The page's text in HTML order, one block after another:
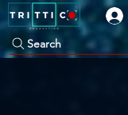
Search